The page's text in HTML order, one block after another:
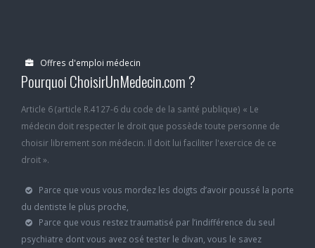
Offres d'emploi médecin
Pourquoi ChoisirUnMedecin.com ?
Article 6 (article R.4127-6 du code de la santé publique) « Le
médecin doit respecter le droit que possède toute personne de
choisir librement son médecin. Il doit lui faciliter l'exercice de ce
droit ».
Parce que vous vous mordez les doigts d’avoir poussé la porte
du dentiste le plus proche,
Parce que vous restez traumatisé par l’indifférence du seul
psychiatre dont vous avez osé tester le divan, vous le savez